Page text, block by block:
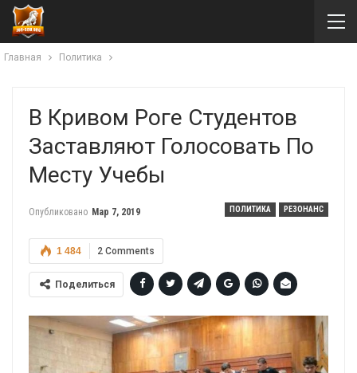
Главная Политика
В Кривом Роге Студентов
Заставляют Голосовать По
Месту Учебы
ПОЛИТИКА РЕЗОНАНС
Опубликовано Мар 7, 2019
2 Comments
1 484
Поделиться